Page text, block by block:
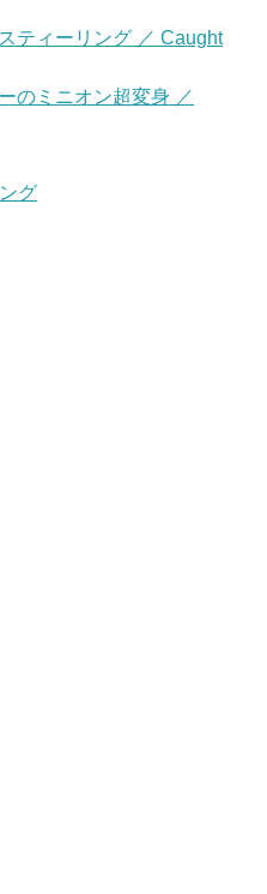
ティーリング ／ Caught
のミニオン超変身 ／
グ